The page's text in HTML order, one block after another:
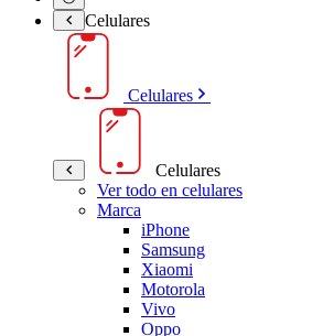
Celulares
Celulares
Celulares
Ver todo en celulares
Marca
iPhone
Samsung
Xiaomi
Motorola
Vivo
Oppo